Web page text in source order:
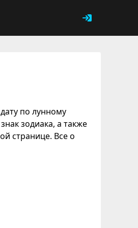
по лунному
зодиака, а также
странице. Все о